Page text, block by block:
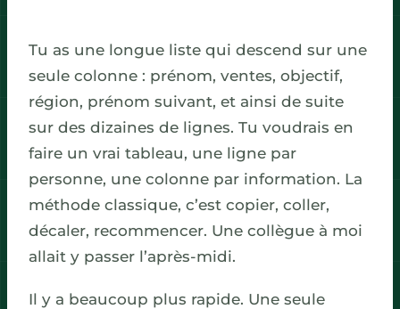
Tu as une longue liste qui descend sur une
seule colonne : prénom, ventes, objectif,
région, prénom suivant, et ainsi de suite
sur des dizaines de lignes. Tu voudrais en
faire un vrai tableau, une ligne par
personne, une colonne par information. La
méthode classique, c’est copier, coller,
décaler, recommencer. Une collègue à moi
allait y passer l’après-midi.
Il y a beaucoup plus rapide. Une seule